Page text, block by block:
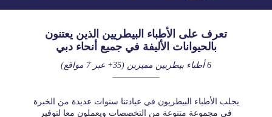
تعرف على الأطباء البيطريين الذين يعتنون
بالحيوانات الأليفة في جميع أنحاء دبي
6 أطباء بيطريين مميزين (35+ عبر 7 مواقع)
يجلب الأطباء البيطريون في عيادتنا سنوات عديدة من الخبرة
في مجموعة متنوعة من التخصصات ويعملون معا لتوفير